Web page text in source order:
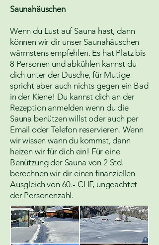
Saunahäuschen
Wenn du Lust auf Sauna hast, dann
können wir dir unser Saunahäuschen
wärmstens empfehlen. Es hat Platz bis
8 Personen und abkühlen kannst du
dich unter der Dusche, für Mutige
spricht aber auch nichts gegen ein Bad
in der Kiene! Du kannst dich an der
Rezeption anmelden wenn du die
Sauna benützen willst oder auch per
Email oder Telefon reservieren. Wenn
wir wissen wann du kommst, dann
heizen wir für dich ein! Für eine
Benützung der Sauna von 2 Std.
berechnen wir dir einen finanziellen
Ausgleich von 60.- CHF, ungeachtet
der Personenzahl.